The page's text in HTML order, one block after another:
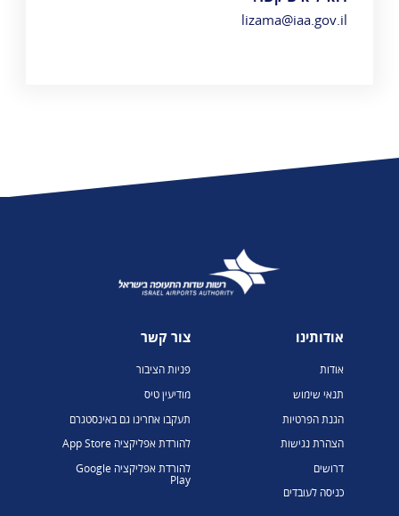
lizama@iaa.gov.il
אודותינו
אודות
תנאי שימוש
הגנת הפרטיות
הצהרת נגישות
דרושים
כניסה לעובדים
צור קשר
פניות הציבור
מודיעין טיס
תעקבו אחרינו גם באינסטגרם
להורדת אפליקציה App Store
להורדת אפליקציה Google
Play